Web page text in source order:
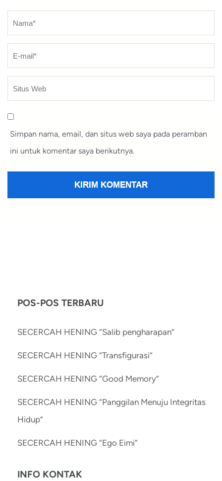
Nama
Simpan nama, email, dan situs web saya pada peramban
ini untuk komentar saya berikutnya.
POS-POS TERBARU
SECERCAH HENING “Salib pengharapan”
SECERCAH HENING “Transfigurasi”
SECERCAH HENING “Good Memory”
SECERCAH HENING “Panggilan Menuju Integritas
Hidup”
SECERCAH HENING “Ego Eimi”
INFO KONTAK